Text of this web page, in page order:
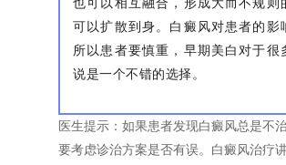
可以扩散到身。白癜风对患者的影
所以患者要慎重，早期美白对于很
说是一个不错的选择。
医生提示：如果患者发现白癜风总是不
要考虑诊治方案是否有误。白癜风治疗